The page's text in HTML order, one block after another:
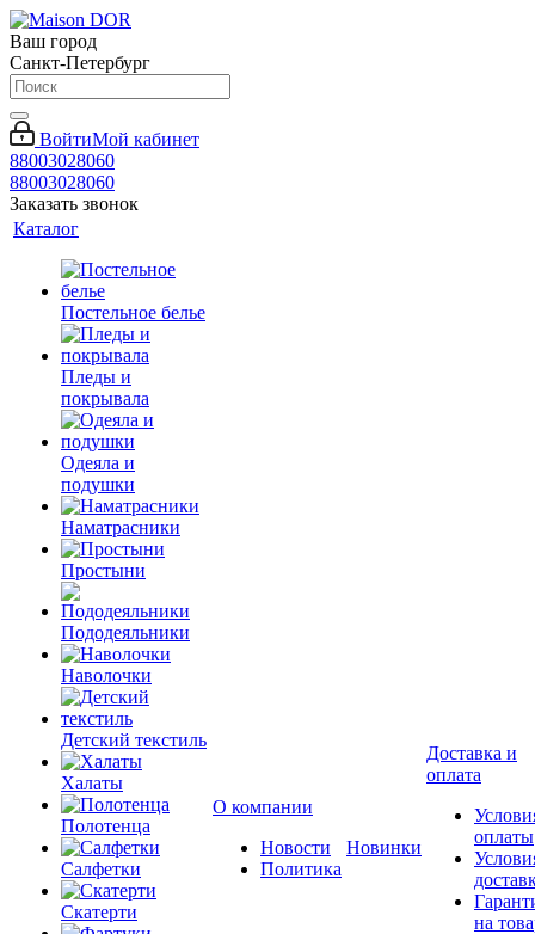
Ваш город
Санкт-Петербург
ВойтиМой кабинет
88003028060
88003028060
Заказать звонок
Каталог
Постельное белье
Пледы и
покрывала
Одеяла и
подушки
Наматрасники
Простыни
Пододеяльники
Наволочки
Детский текстиль
Халаты
Полотенца
Салфетки
Скатерти
О компании
Новости
Политика
Новинки
Доставка и
оплата
оплаты
на